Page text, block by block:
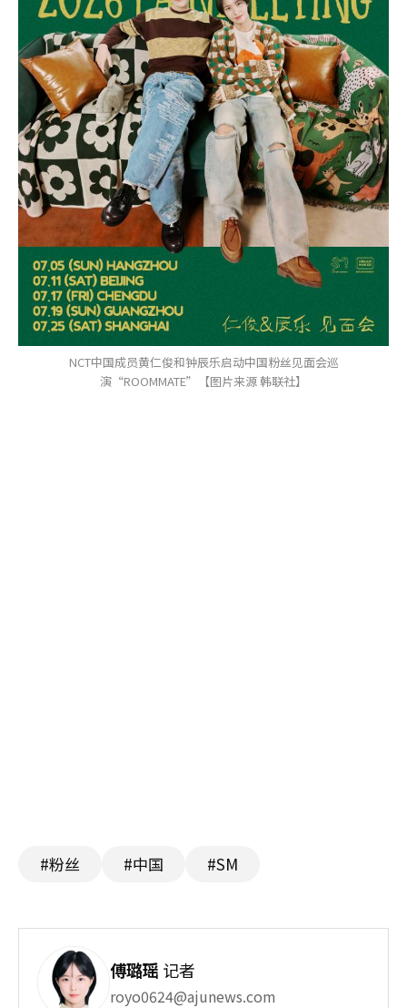
NCT中国成员黄仁俊和钟辰乐启动中国粉丝见面会巡
演“ROOMMATE”【图片来源 韩联社】
#粉丝 #中国 #SM
傅璐瑶 记者
royo0624@ajunews.com